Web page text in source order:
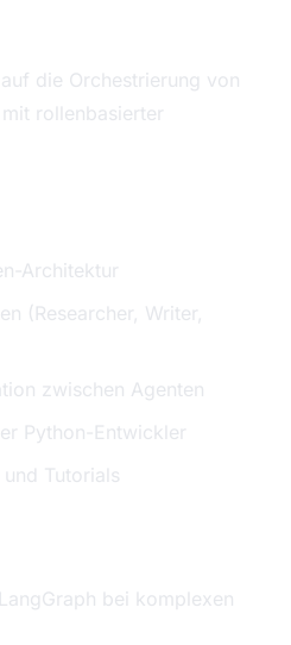
die Orchestrierung von
rollenbasierter
Architektur
(Researcher, Writer,
zwischen Agenten
Python-Entwickler
Tutorials
bei komplexen